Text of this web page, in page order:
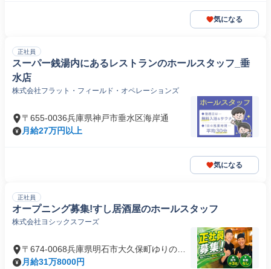
気になる
正社員
スーパー銭湯内にあるレストランのホールスタッフ_垂
水店
株式会社フラット・フィールド・オペレーションズ
〒655-0036兵庫県神戸市垂水区海岸通
月給27万円以上
気になる
正社員
オープニング募集!すし居酒屋のホールスタッフ
株式会社ヨシックスフーズ
〒674-0068兵庫県明石市大久保町ゆりのき
通
月給31万8000円